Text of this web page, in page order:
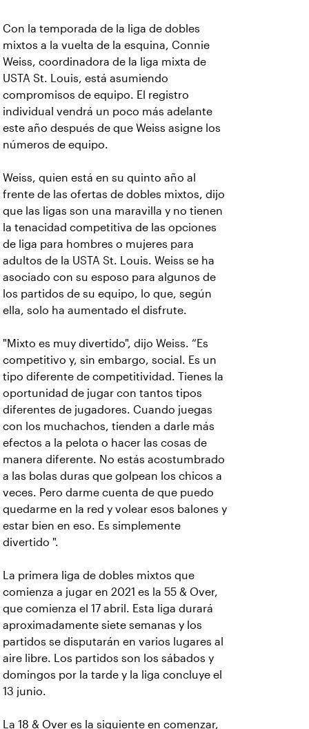
Con la temporada de la liga de dobles
mixtos a la vuelta de la esquina, Connie
Weiss, coordinadora de la liga mixta de
USTA St. Louis, está asumiendo
compromisos de equipo. El registro
individual vendrá un poco más adelante
este año después de que Weiss asigne los
números de equipo.
Weiss, quien está en su quinto año al
frente de las ofertas de dobles mixtos, dijo
que las ligas son una maravilla y no tienen
la tenacidad competitiva de las opciones
de liga para hombres o mujeres para
adultos de la USTA St. Louis. Weiss se ha
asociado con su esposo para algunos de
los partidos de su equipo, lo que, según
ella, solo ha aumentado el disfrute.
"Mixto es muy divertido", dijo Weiss. “Es
competitivo y, sin embargo, social. Es un
tipo diferente de competitividad. Tienes la
oportunidad de jugar con tantos tipos
diferentes de jugadores. Cuando juegas
con los muchachos, tienden a darle más
efectos a la pelota o hacer las cosas de
manera diferente. No estás acostumbrado
a las bolas duras que golpean los chicos a
veces. Pero darme cuenta de que puedo
quedarme en la red y volear esos balones y
estar bien en eso. Es simplemente
divertido ".
La primera liga de dobles mixtos que
comienza a jugar en 2021 es la 55 & Over,
que comienza el 17 abril. Esta liga durará
aproximadamente siete semanas y los
partidos se disputarán en varios lugares al
aire libre. Los partidos son los sábados y
domingos por la tarde y la liga concluye el
13 junio.
La 18 & Over es la siguiente en comenzar,